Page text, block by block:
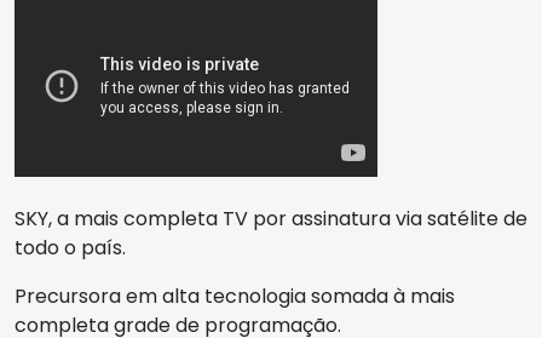
SKY, a mais completa TV por assinatura via satélite de
todo o país.
Precursora em alta tecnologia somada à mais
completa grade de programação.